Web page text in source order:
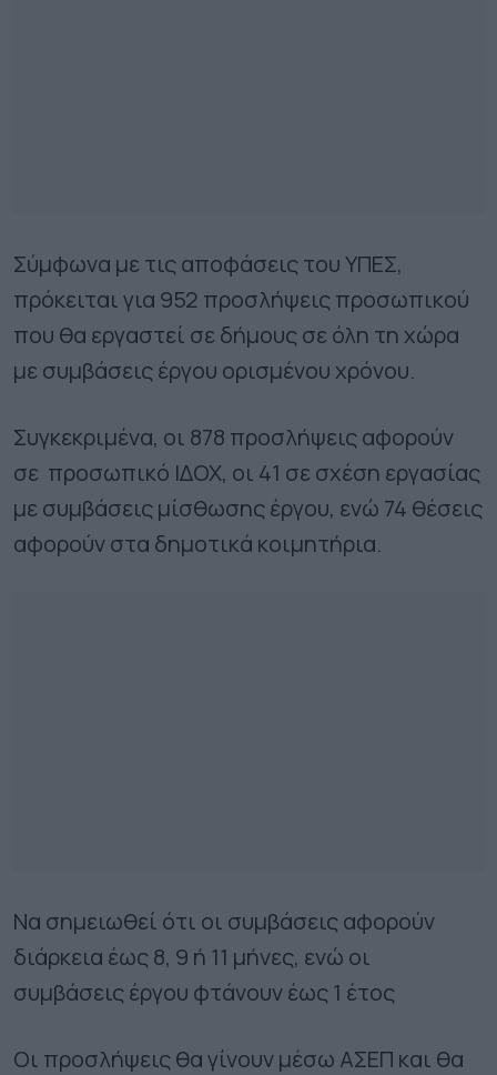
Σύμφωνα με τις αποφάσεις του ΥΠΕΣ,
πρόκειται για 952 προσλήψεις προσωπικού
που θα εργαστεί σε δήμους σε όλη τη χώρα
με συμβάσεις έργου ορισμένου χρόνου.
Συγκεκριμένα, οι 878 προσλήψεις αφορούν
σε προσωπικό ΙΔΟΧ, οι 41 σε σχέση εργασίας
με συμβάσεις μίσθωσης έργου, ενώ 74 θέσεις
αφορούν στα δημοτικά κοιμητήρια.
Να σημειωθεί ότι οι συμβάσεις αφορούν
διάρκεια έως 8, 9 ή 11 μήνες, ενώ οι
συμβάσεις έργου φτάνουν έως 1 έτος
Οι προσλήψεις θα γίνουν μέσω ΑΣΕΠ και θα